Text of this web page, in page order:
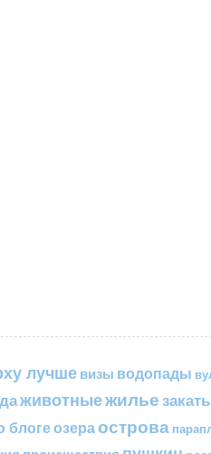
лучше визы водопады
животныежилье
блогеозераострова